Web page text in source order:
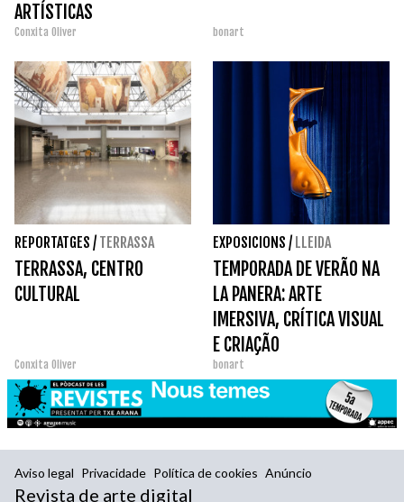
ARTÍSTICAS
Conxita Oliver bonart
REPORTATGES / TERRASSA
TERRASSA, CENTRO
CULTURAL
Conxita Oliver
EXPOSICIONS / LLEIDA
TEMPORADA DE VERÃO NA
LA PANERA: ARTE
IMERSIVA, CRÍTICA VISUAL
E CRIAÇÃO
COMPARTILHADA
bonart
Aviso legal Privacidade Política de cookies Anúncio
Revista de arte digital